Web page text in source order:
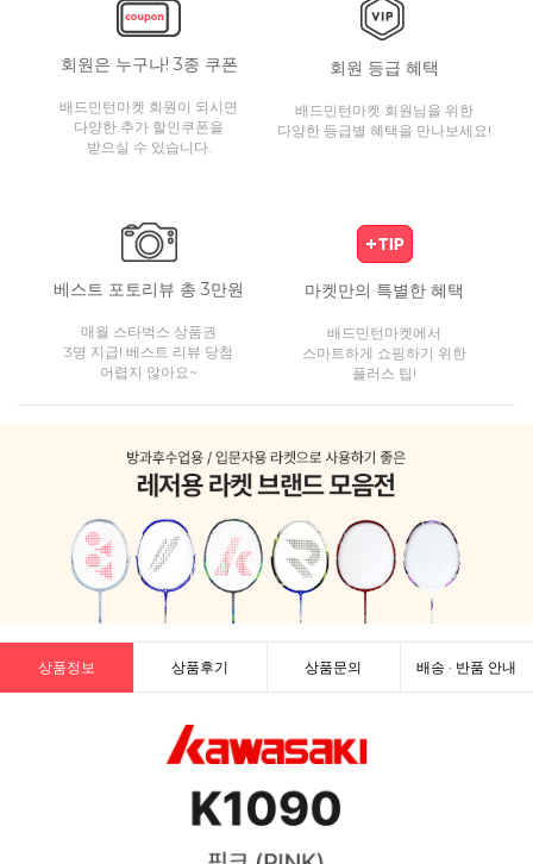
회원은 누구나! 3종 쿠폰
배드민턴마켓 회원이 되시면
다양한 추가 할인쿠폰을
받으실 수 있습니다.
회원 등급 혜택
배드민턴마켓 회원님을 위한
다양한 등급별 혜택을 만나보세요!
베스트 포토리뷰 총 3만원
매월 스타벅스 상품권
3명 지급! 베스트 리뷰 당첨
어렵지 않아요~
마켓만의 특별한 혜택
배드민턴마켓에서
스마트하게 쇼핑하기 위한
플러스 팁!
상품정보 상품후기 상품문의 배송 · 반품 안내